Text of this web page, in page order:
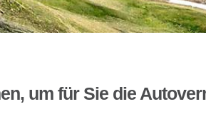
um für Sie die